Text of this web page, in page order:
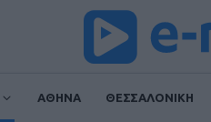
ΑΘΗΝΑ ΘΕΣΣΑΛΟΝΙΚΗ